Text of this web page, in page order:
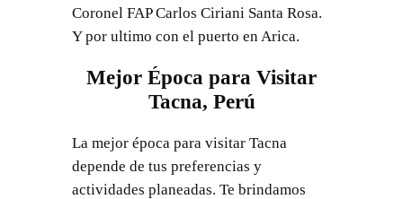
Coronel FAP Carlos Ciriani Santa Rosa.
Y por ultimo con el puerto en Arica.
Mejor Época para Visitar
Tacna, Perú
La mejor época para visitar Tacna
depende de tus preferencias y
actividades planeadas. Te brindamos